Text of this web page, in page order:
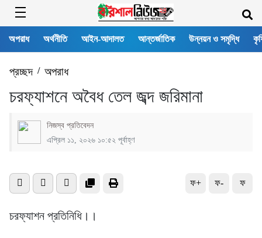
অপরাধ অর্থনীতি আইন-আদালত আন্তর্জাতিক উন্নয়ন ও সমৃদ্ধি
প্রচ্ছদ/ অপরাধ
চরফ্যাশনে অবৈধ তেল জব্দ জরিমানা
নিজস্ব প্রতিবেদন
এপ্রিল ১১, ২০২৬ ১০:৫২ পূর্বাহ্ণ
ফ+ ফ- ফ
চরফ্যাশন প্রতিনিধি।।